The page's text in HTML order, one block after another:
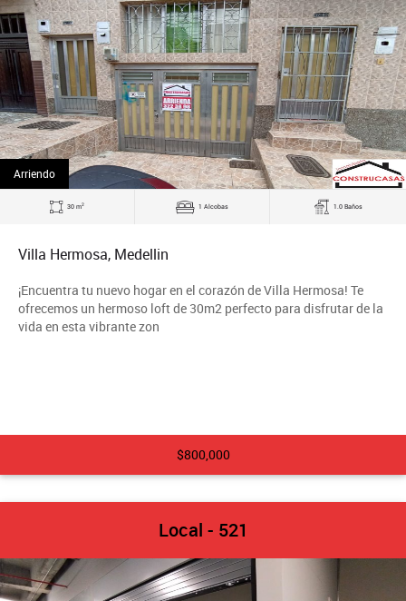
Arriendo
30 m2 1 Alcobas 1.0 Baños
Villa Hermosa, Medellin
¡Encuentra tu nuevo hogar en el corazón de Villa Hermosa! Te
ofrecemos un hermoso loft de 30m2 perfecto para disfrutar de la
vida en esta vibrante zon
$800,000
Local - 521